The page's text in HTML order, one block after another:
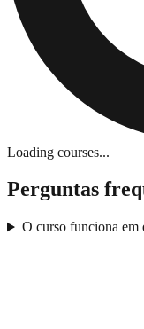
Loading courses...
Perguntas
O curso funciona em